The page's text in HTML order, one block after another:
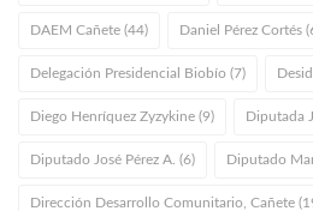
DAEM Cañete (44) Daniel Pérez Cortés
Delegación Presidencial Biobío (7)
Diego Henríquez Zyzykine (9) Diputada
Diputado José Pérez A. (6) Diputado
Dirección Desarrollo Comunitario, Cañete